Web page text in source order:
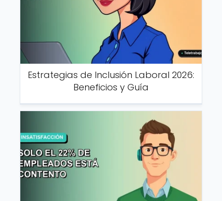
Estrategias de Inclusión Laboral 2026:
Beneficios y Guía